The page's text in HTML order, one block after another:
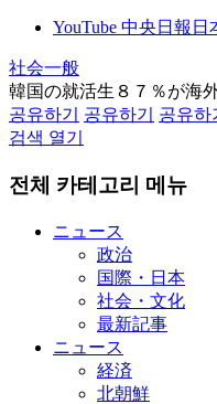
YouTube 中央日報日
社会一般
韓国の就活生８７％が海
공유하기
공유하기
공유하
검색 열기
전체 카테고리 메뉴
ニュース
政治
国際・日本
社会・文化
最新記事
ニュース
経済
北朝鮮